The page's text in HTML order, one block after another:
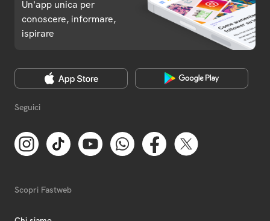
Un'app unica per
conoscere, informare,
ispirare
Seguici
Scopri Fastweb